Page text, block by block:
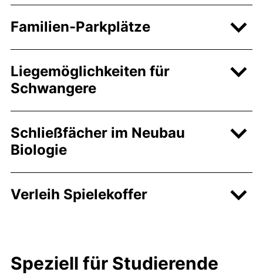
Familien-Parkplätze
Liegemöglichkeiten für
Schwangere
Schließfächer im Neubau
Biologie
Verleih Spielekoffer
Speziell für Studierende